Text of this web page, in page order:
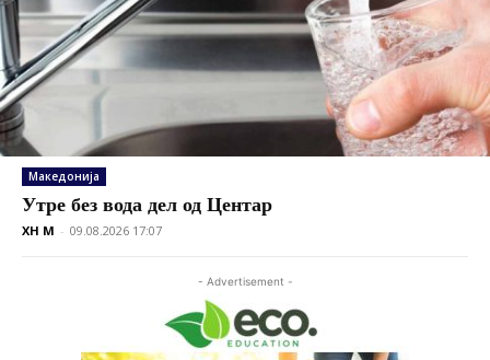
Македонија
Утре без вода дел од Центар
XH M - 09.08.2026 17:07
- Advertisement -